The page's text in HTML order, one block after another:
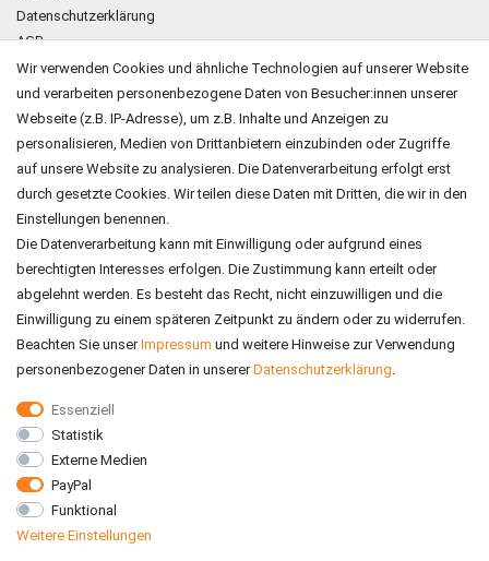
Datenschutzerklärung
AGB
Impressum
ZAHLUNGSARTEN
VERSAND
Wir verwenden Cookies und ähnliche Technologien auf unserer Website
und verarbeiten personenbezogene Daten von Besucher:innen unserer
Webseite (z.B. IP-Adresse), um z.B. Inhalte und Anzeigen zu
personalisieren, Medien von Drittanbietern einzubinden oder Zugriffe
auf unsere Website zu analysieren. Die Datenverarbeitung erfolgt erst
durch gesetzte Cookies. Wir teilen diese Daten mit Dritten, die wir in den
Einstellungen benennen.
Die Datenverarbeitung kann mit Einwilligung oder aufgrund eines
berechtigten Interesses erfolgen. Die Zustimmung kann erteilt oder
abgelehnt werden. Es besteht das Recht, nicht einzuwilligen und die
Einwilligung zu einem späteren Zeitpunkt zu ändern oder zu widerrufen.
Beachten Sie unserImpressum und weitere Hinweise zur Verwendung
personenbezogener Daten in unsererDaten­schutz­erklärung.
Essenziell
Statistik
Externe Medien
PayPal
Funktional
Weitere Einstellungen